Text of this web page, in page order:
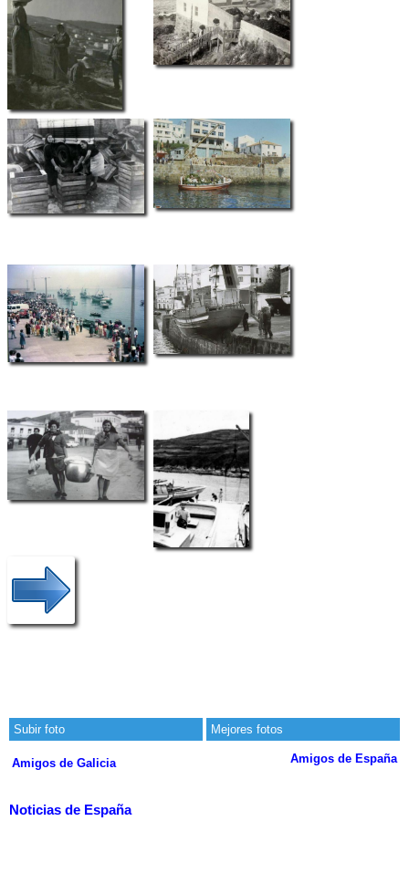
Subir foto Mejores fotos
Amigos de Galicia Amigos de España
Noticias de España